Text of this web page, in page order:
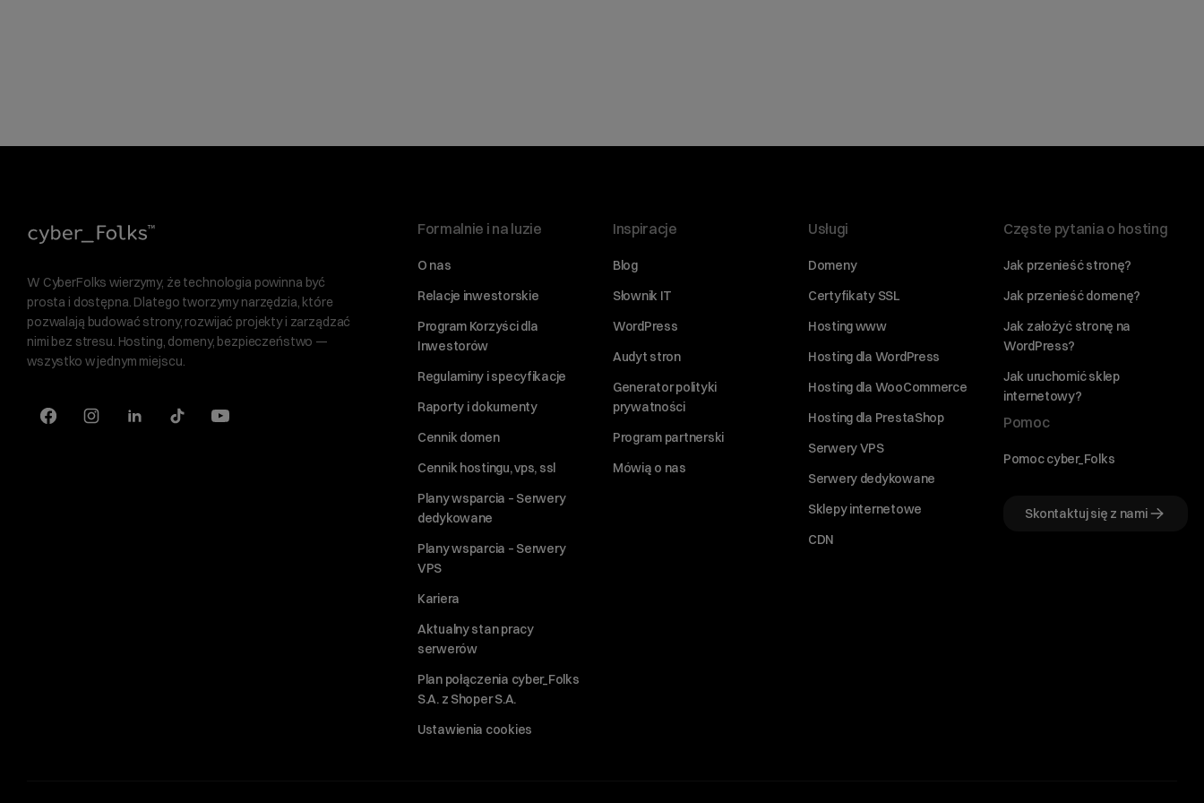
W CyberFolks wierzymy, że technologia powinna być
prosta i dostępna. Dlatego tworzymy narzędzia, które
pozwalają budować strony, rozwijać projekty i zarządzać
nimi bez stresu. Hosting, domeny, bezpieczeństwo —
wszystko w jednym miejscu.
Formalnie i na luzie
O nas
Relacje inwestorskie
Program Korzyści dla
Inwestorów
Regulaminy i specyfikacje
Raporty i dokumenty
Cennik domen
Cennik hostingu, vps, ssl
Plany wsparcia – Serwery
dedykowane
Plany wsparcia – Serwery
VPS
Kariera
Aktualny stan pracy
serwerów
Plan połączenia cyber_Folks
S.A. z Shoper S.A.
Ustawienia cookies
Inspiracje
Blog
Słownik IT
WordPress
Audyt stron
Generator polityki
prywatności
Program partnerski
Mówią o nas
Usługi
Domeny
Certyfikaty SSL
Hosting www
Hosting dla WordPress
Hosting dla WooCommerce
Hosting dla PrestaShop
Serwery VPS
Serwery dedykowane
Sklepy internetowe
CDN
Częste pytania o hosting
Jak przenieść stronę?
Jak przenieść domenę?
Jak założyć stronę na
WordPress?
Jak uruchomić sklep
internetowy?
Pomoc
Pomoc cyber_Folks
Skontaktuj się z nami